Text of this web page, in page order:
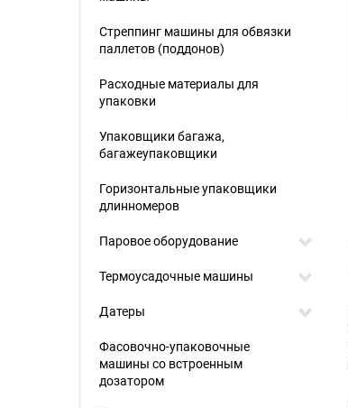
Стреппинг машины для обвязки
паллетов (поддонов)
Расходные материалы для
упаковки
Упаковщики багажа,
багажеупаковщики
Горизонтальные упаковщики
длинномеров
Паровое оборудование
Термоусадочные машины
Датеры
Фасовочно-упаковочные
машины со встроенным
дозатором